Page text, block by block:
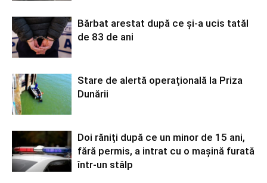
Bărbat arestat după ce și-a ucis tatăl
de 83 de ani
Stare de alertă operațională la Priza
Dunării
Doi răniți după ce un minor de 15 ani,
fără permis, a intrat cu o mașină furată
într-un stâlp